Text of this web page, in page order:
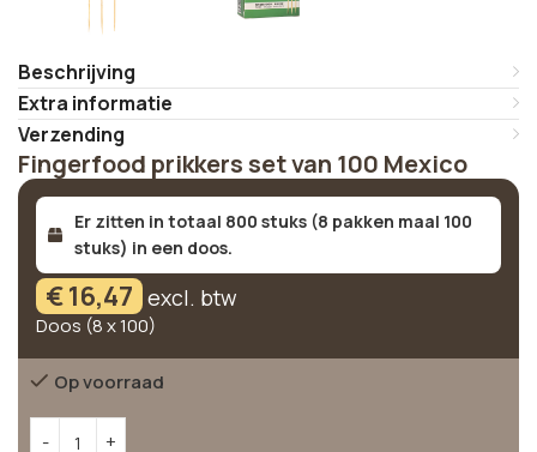
Beschrijving
Extra informatie
Verzending
Fingerfood prikkers set van 100 Mexico
Er zitten in totaal 800 stuks (8 pakken maal 100
stuks) in een doos.
€16,47 excl. btw
Doos (8 x 100)
Op voorraad